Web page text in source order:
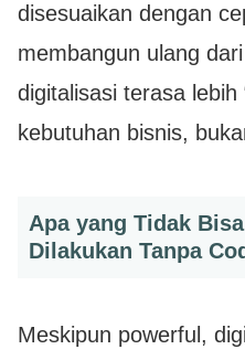
disesuaikan dengan
membangun ulang
digitalisasi terasa lebih
kebutuhan bisnis,
Apa yang Tidak
Dilakukan Tanpa
Meskipun powerful,